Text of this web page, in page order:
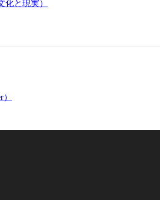
化と現実）